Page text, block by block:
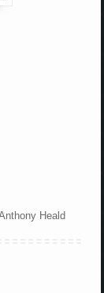
Heald